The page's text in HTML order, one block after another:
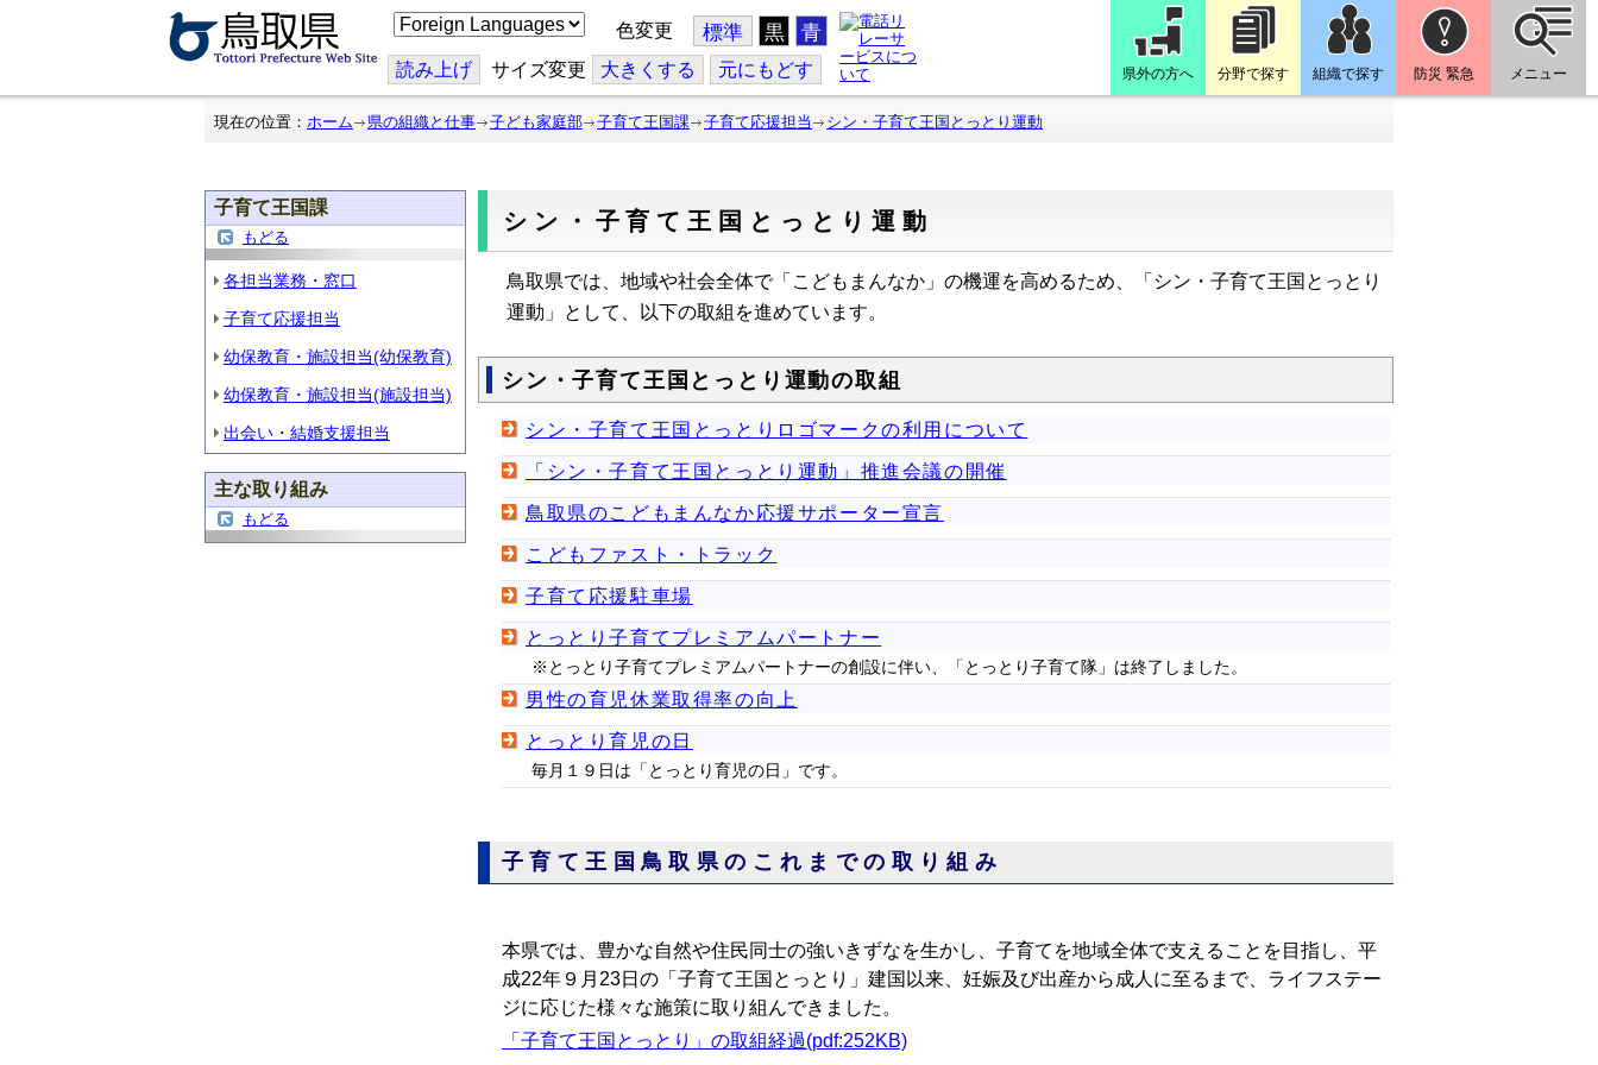
こ
の
ジ
を
翻
色変更 標準 黒 青
読み上げ サイズ変更 大きくする 元にもどす 県外の方へ 分野で探す 組織で探す 防災 緊急 メニュー
現在の位置： ホーム 県の組織と仕事 子ども家庭部 子育て王国課 子育て応援担当 シン・子育て王国とっとり運動
子育て王国課
もどる
各担当業務・窓口
子育て応援担当
幼保教育・施設担当(幼保教育)
幼保教育・施設担当(施設担当)
出会い・結婚支援担当
主な取り組み
もどる
シン・子育て王国とっとり運動
鳥取県では、地域や社会全体で「こどもまんなか」の機運を高めるため、「シン・子育て王国とっとり
運動」として、以下の取組を進めています。
シン・子育て王国とっとり運動の取組
シン・子育て王国とっとりロゴマークの利用について
「シン・子育て王国とっとり運動」推進会議の開催
鳥取県のこどもまんなか応援サポーター宣言
こどもファスト・トラック
子育て応援駐車場
とっとり子育てプレミアムパートナー
※とっとり子育てプレミアムパートナーの創設に伴い、「とっとり子育て隊」は終了しました。
男性の育児休業取得率の向上
とっとり育児の日
毎月１９日は「とっとり育児の日」です。
子育て王国鳥取県のこれまでの取り組み
本県では、豊かな自然や住民同士の強いきずなを生かし、子育てを地域全体で支えることを目指し、平
成22年９月23日の「子育て王国とっとり」建国以来、妊娠及び出産から成人に至るまで、ライフステー
ジに応じた様々な施策に取り組んできました。
「子育て王国とっとり」の取組経過(pdf:252KB)